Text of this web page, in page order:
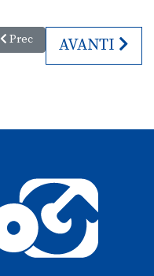
Articolo precedente: I
Prec ARTICOLO
AVANTI